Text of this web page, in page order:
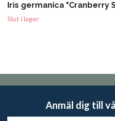
Iris germanica "Cranberry
Slut i lager
Anmäl dig till